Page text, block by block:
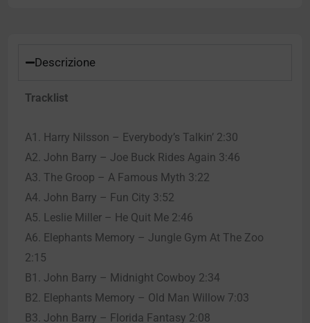
Descrizione
Tracklist
A1. Harry Nilsson – Everybody’s Talkin’ 2:30
A2. John Barry – Joe Buck Rides Again 3:46
A3. The Groop – A Famous Myth 3:22
A4. John Barry – Fun City 3:52
A5. Leslie Miller – He Quit Me 2:46
A6. Elephants Memory – Jungle Gym At The Zoo
2:15
B1. John Barry – Midnight Cowboy 2:34
B2. Elephants Memory – Old Man Willow 7:03
B3. John Barry – Florida Fantasy 2:08